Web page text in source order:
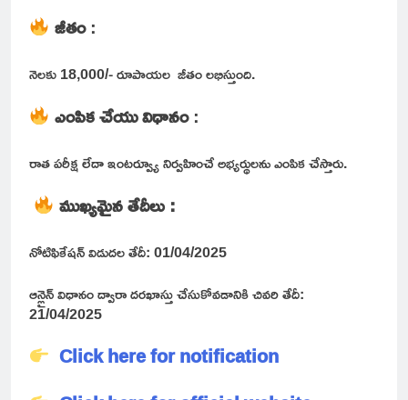
జీతం:
నెలకు 18,000/- రూపాయల జీతం లభిస్తుంది.
ఎంపిక చేయు విధానం:
రాత పరీక్ష లేదా ఇంటర్వ్యూ నిర్వహించే అభ్యర్థులను ఎంపిక చేస్తారు.
ముఖ్యమైన తేదీలు :
నోటిఫికేషన్ విడుదల తేదీ: 01/04/2025
ఆన్లైన్ విధానం ద్వారా దరఖాస్తు చేసుకోవడానికి చివరి తేదీ:
21/04/2025
Click here for notification